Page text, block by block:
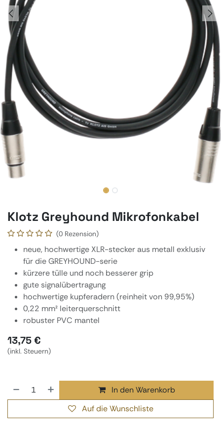
Klotz Greyhound Mikrofonkabel
(0 Rezension)
neue, hochwertige XLR-stecker aus metall exklusiv
für die GREYHOUND-serie
kürzere tülle und noch besserer grip
gute signalübertragung
hochwertige kupferadern (reinheit von 99,95%)
0,22 mm² leiterquerschnitt
robuster PVC mantel
13,75€
(inkl. Steuern)
In den Warenkorb
Auf die Wunschliste